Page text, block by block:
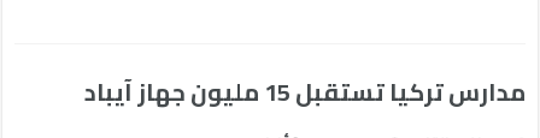
مدارس تركيا تستقبل 15 مليون جهاز آيباد